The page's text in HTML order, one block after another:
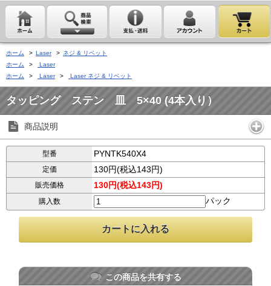
ホーム > Laser > ネジ & リベット
ホーム
>
Laser
ホーム
> Laser > Laser ネジ & リベット
タッピング ステン 皿 5×40 (4本入り）
商品説明
型番 PYNTK540X4
定価 130円(税込143円)
販売価格 130円(税込143円)
購入数 パック
この商品を共有する